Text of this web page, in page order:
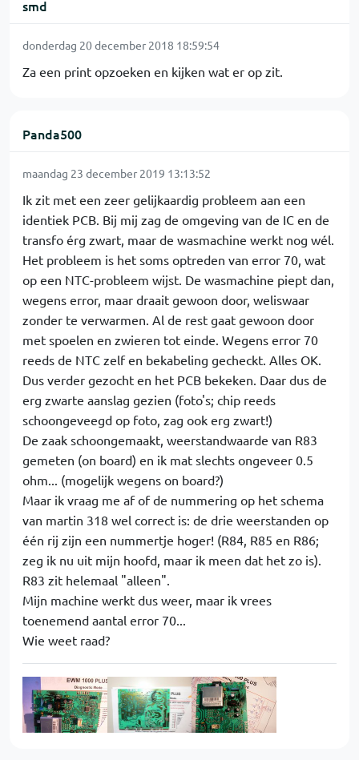
smd
donderdag 20 december 2018 18:59:54
Za een print opzoeken en kijken wat er op zit.
Panda500
maandag 23 december 2019 13:13:52
Ik zit met een zeer gelijkaardig probleem aan een
identiek PCB. Bij mij zag de omgeving van de IC en de
transfo érg zwart, maar de wasmachine werkt nog wél.
Het probleem is het soms optreden van error 70, wat
op een NTC-probleem wijst. De wasmachine piept dan,
wegens error, maar draait gewoon door, weliswaar
zonder te verwarmen. Al de rest gaat gewoon door
met spoelen en zwieren tot einde. Wegens error 70
reeds de NTC zelf en bekabeling gecheckt. Alles OK.
Dus verder gezocht en het PCB bekeken. Daar dus de
erg zwarte aanslag gezien (foto's; chip reeds
schoongeveegd op foto, zag ook erg zwart!)
De zaak schoongemaakt, weerstandwaarde van R83
gemeten (on board) en ik mat slechts ongeveer 0.5
ohm... (mogelijk wegens on board?)
Maar ik vraag me af of de nummering op het schema
van martin 318 wel correct is: de drie weerstanden op
één rij zijn een nummertje hoger! (R84, R85 en R86;
zeg ik nu uit mijn hoofd, maar ik meen dat het zo is).
R83 zit helemaal "alleen".
Mijn machine werkt dus weer, maar ik vrees
toenemend aantal error 70...
Wie weet raad?